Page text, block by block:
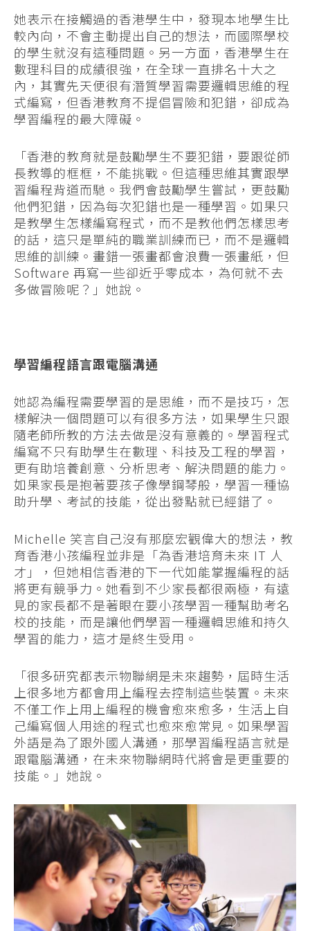
她表示在接觸過的香港學生中，發現本地學生比
較內向，不會主動提出自己的想法，而國際學校
的學生就沒有這種問題。另一方面，香港學生在
數理科目的成績很強，在全球一直排名十大之
內，其實先天便很有潛質學習需要邏輯思維的程
式編寫，但香港教育不提倡冒險和犯錯，卻成為
學習編程的最大障礙。
「香港的教育就是鼓勵學生不要犯錯，要跟從師
長教導的框框，不能挑戰。但這種思維其實跟學
習編程背道而馳。我們會鼓勵學生嘗試，更鼓勵
他們犯錯，因為每次犯錯也是一種學習。如果只
是教學生怎樣編寫程式，而不是教他們怎樣思考
的話，這只是單純的職業訓練而已，而不是邏輯
思維的訓練。畫錯一張畫都會浪費一張畫紙，但
Software 再寫一些卻近乎零成本，為何就不去
多做冒險呢？」她說。
學習編程語言跟電腦溝通
她認為編程需要學習的是思維，而不是技巧，怎
樣解決一個問題可以有很多方法，如果學生只跟
隨老師所教的方法去做是沒有意義的。學習程式
編寫不只有助學生在數理、科技及工程的學習，
更有助培養創意、分析思考、解決問題的能力。
如果家長是抱著要孩子像學鋼琴般，學習一種協
助升學、考試的技能，從出發點就已經錯了。
Michelle 笑言自己沒有那麼宏觀偉大的想法，教
育香港小孩編程並非是「為香港培育未來 IT 人
才」，但她相信香港的下一代如能掌握編程的話
將更有競爭力。她看到不少家長都很兩極，有遠
見的家長都不是著眼在要小孩學習一種幫助考名
校的技能，而是讓他們學習一種邏輯思維和持久
學習的能力，這才是終生受用。
「很多研究都表示物聯網是未來趨勢，屆時生活
上很多地方都會用上編程去控制這些裝置。未來
不僅工作上用上編程的機會愈來愈多，生活上自
己編寫個人用途的程式也愈來愈常見。如果學習
外語是為了跟外國人溝通，那學習編程語言就是
跟電腦溝通，在未來物聯網時代將會是更重要的
技能。」她說。